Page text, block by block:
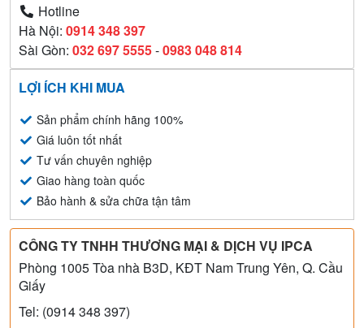
Hotline
Hà Nội: 0914 348 397
Sài Gòn: 032 697 5555-0983 048 814
LỢI ÍCH KHI MUA
Sản phẩm chính hãng 100%
Giá luôn tốt nhất
Tư vấn chuyên nghiệp
Giao hàng toàn quốc
Bảo hành & sửa chữa tận tâm
CÔNG TY TNHH THƯƠNG MẠI & DỊCH VỤ IPCA
Phòng 1005 Tòa nhà B3D, KĐT Nam Trung Yên, Q. Cầu
Giấy
Tel: (0914 348 397)